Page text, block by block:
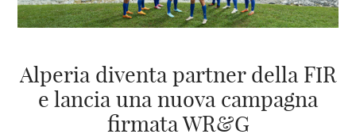
Alperia diventa partner della FIR
e lancia una nuova campagna
firmata WR&G